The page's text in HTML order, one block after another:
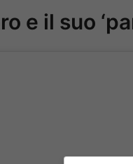
e il suo